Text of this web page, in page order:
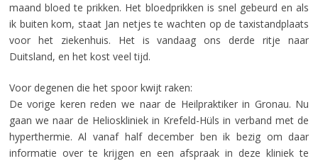
maand bloed te prikken. Het bloedprikken is snel gebeurd en als
ik buiten kom, staat Jan netjes te wachten op de taxistandplaats
voor het ziekenhuis. Het is vandaag ons derde ritje naar
Duitsland, en het kost veel tijd.
Voor degenen die het spoor kwijt raken:
De vorige keren reden we naar de Heilpraktiker in Gronau. Nu
gaan we naar de Helioskliniek in Krefeld-Hüls in verband met de
hyperthermie. Al vanaf half december ben ik bezig om daar
informatie over te krijgen en een afspraak in deze kliniek te